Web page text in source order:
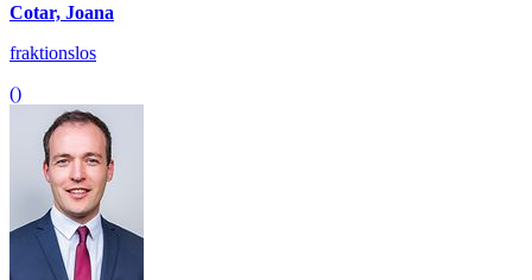
Cotar, Joana
fraktionslos
()